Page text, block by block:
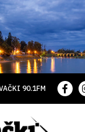
90.1FM